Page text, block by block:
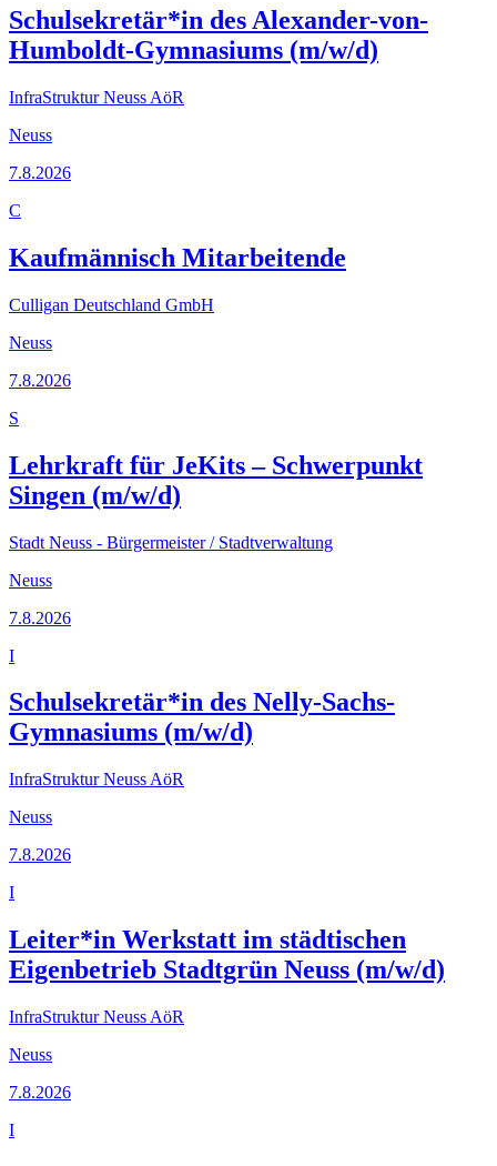
Schulsekretär*in des Alexander-von-
Humboldt-Gymnasiums (m/w/d)
InfraStruktur Neuss AöR
Neuss
7.8.2026
C
Kaufmännisch Mitarbeitende
Culligan Deutschland GmbH
Neuss
7.8.2026
S
Lehrkraft für JeKits – Schwerpunkt
Singen (m/w/d)
Stadt Neuss - Bürgermeister / Stadtverwaltung
Neuss
7.8.2026
I
Schulsekretär*in des Nelly-Sachs-
Gymnasiums (m/w/d)
InfraStruktur Neuss AöR
Neuss
7.8.2026
I
Leiter*in Werkstatt im städtischen
Eigenbetrieb Stadtgrün Neuss (m/w/d)
InfraStruktur Neuss AöR
Neuss
7.8.2026
I